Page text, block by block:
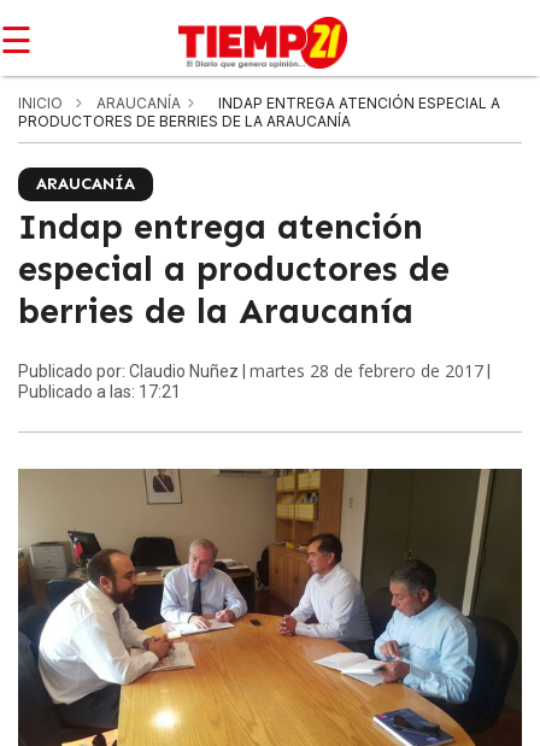
☰
INICIO ARAUCANÍA
INDAP ENTREGA ATENCIÓN ESPECIAL A
PRODUCTORES DE BERRIES DE LA ARAUCANÍA
ARAUCANÍA
Indap entrega atención
especial a productores de
berries de la Araucanía
Publicado por: Claudio Nuñez | martes 28 de febrero de 2017
Publicado a las: 17:21